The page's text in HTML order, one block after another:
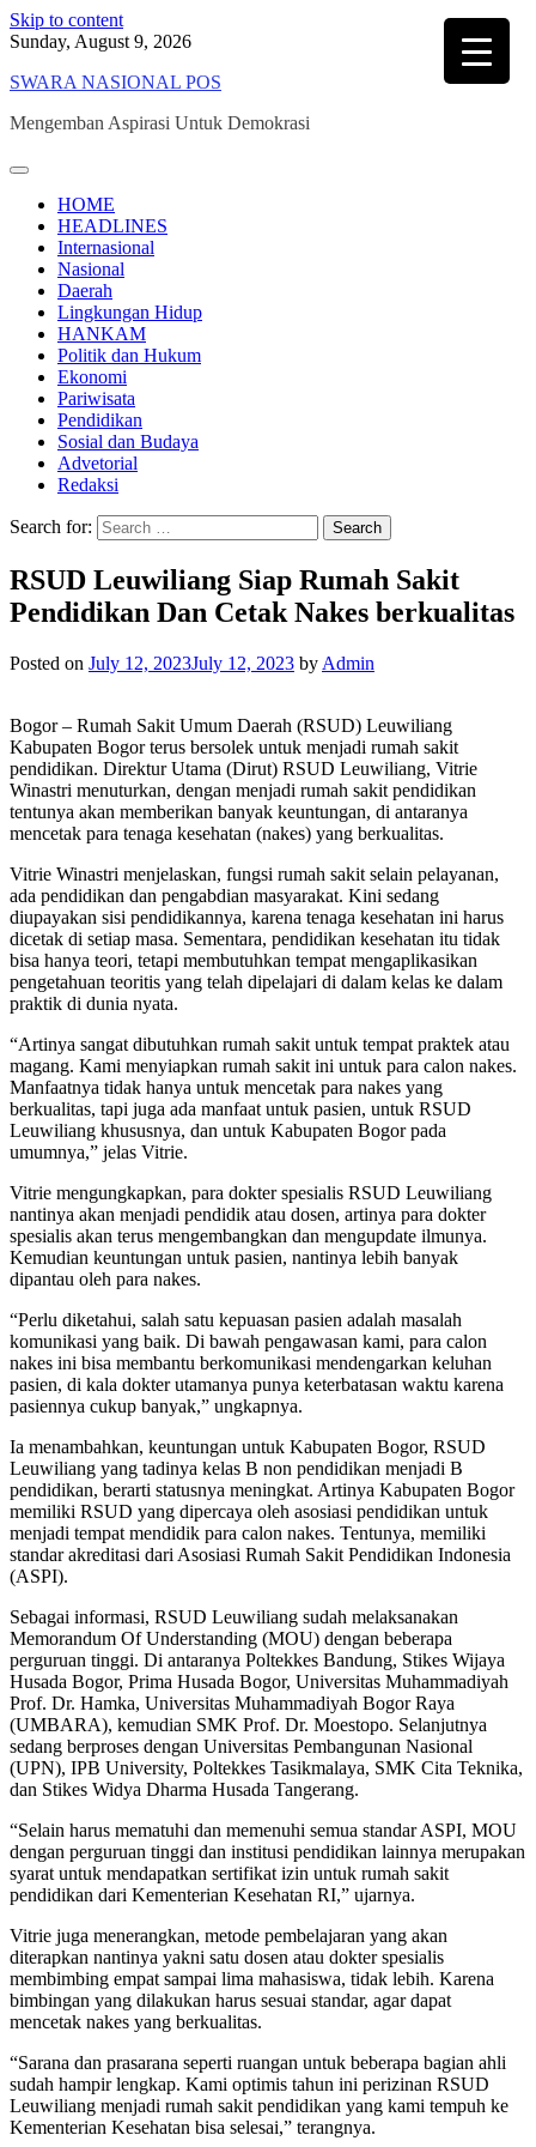
Skip to content
Sunday, August 9, 2026
SWARA NASIONAL POS
Mengemban Aspirasi Untuk Demokrasi
HOME
HEADLINES
Internasional
Nasional
Daerah
Lingkungan Hidup
HANKAM
Politik dan Hukum
Ekonomi
Pariwisata
Pendidikan
Sosial dan Budaya
Advetorial
Redaksi
Search for:
RSUD Leuwiliang Siap Rumah Sakit
Pendidikan Dan Cetak Nakes berkualitas
Posted on July 12, 2023July 12, 2023 by Admin
Bogor – Rumah Sakit Umum Daerah (RSUD) Leuwiliang
Kabupaten Bogor terus bersolek untuk menjadi rumah sakit
pendidikan. Direktur Utama (Dirut) RSUD Leuwiliang, Vitrie
Winastri menuturkan, dengan menjadi rumah sakit pendidikan
tentunya akan memberikan banyak keuntungan, di antaranya
mencetak para tenaga kesehatan (nakes) yang berkualitas.
Vitrie Winastri menjelaskan, fungsi rumah sakit selain pelayanan,
ada pendidikan dan pengabdian masyarakat. Kini sedang
diupayakan sisi pendidikannya, karena tenaga kesehatan ini harus
dicetak di setiap masa. Sementara, pendidikan kesehatan itu tidak
bisa hanya teori, tetapi membutuhkan tempat mengaplikasikan
pengetahuan teoritis yang telah dipelajari di dalam kelas ke dalam
praktik di dunia nyata.
“Artinya sangat dibutuhkan rumah sakit untuk tempat praktek atau
magang. Kami menyiapkan rumah sakit ini untuk para calon nakes.
Manfaatnya tidak hanya untuk mencetak para nakes yang
berkualitas, tapi juga ada manfaat untuk pasien, untuk RSUD
Leuwiliang khususnya, dan untuk Kabupaten Bogor pada
umumnya,” jelas Vitrie.
Vitrie mengungkapkan, para dokter spesialis RSUD Leuwiliang
nantinya akan menjadi pendidik atau dosen, artinya para dokter
spesialis akan terus mengembangkan dan mengupdate ilmunya.
Kemudian keuntungan untuk pasien, nantinya lebih banyak
dipantau oleh para nakes.
“Perlu diketahui, salah satu kepuasan pasien adalah masalah
komunikasi yang baik. Di bawah pengawasan kami, para calon
nakes ini bisa membantu berkomunikasi mendengarkan keluhan
pasien, di kala dokter utamanya punya keterbatasan waktu karena
pasiennya cukup banyak,” ungkapnya.
Ia menambahkan, keuntungan untuk Kabupaten Bogor, RSUD
Leuwiliang yang tadinya kelas B non pendidikan menjadi B
pendidikan, berarti statusnya meningkat. Artinya Kabupaten Bogor
memiliki RSUD yang dipercaya oleh asosiasi pendidikan untuk
menjadi tempat mendidik para calon nakes. Tentunya, memiliki
standar akreditasi dari Asosiasi Rumah Sakit Pendidikan Indonesia
(ASPI).
Sebagai informasi, RSUD Leuwiliang sudah melaksanakan
Memorandum Of Understanding (MOU) dengan beberapa
perguruan tinggi. Di antaranya Poltekkes Bandung, Stikes Wijaya
Husada Bogor, Prima Husada Bogor, Universitas Muhammadiyah
Prof. Dr. Hamka, Universitas Muhammadiyah Bogor Raya
(UMBARA), kemudian SMK Prof. Dr. Moestopo. Selanjutnya
sedang berproses dengan Universitas Pembangunan Nasional
(UPN), IPB University, Poltekkes Tasikmalaya, SMK Cita Teknika,
dan Stikes Widya Dharma Husada Tangerang.
“Selain harus mematuhi dan memenuhi semua standar ASPI, MOU
dengan perguruan tinggi dan institusi pendidikan lainnya merupakan
syarat untuk mendapatkan sertifikat izin untuk rumah sakit
pendidikan dari Kementerian Kesehatan RI,” ujarnya.
Vitrie juga menerangkan, metode pembelajaran yang akan
diterapkan nantinya yakni satu dosen atau dokter spesialis
membimbing empat sampai lima mahasiswa, tidak lebih. Karena
bimbingan yang dilakukan harus sesuai standar, agar dapat
mencetak nakes yang berkualitas.
“Sarana dan prasarana seperti ruangan untuk beberapa bagian ahli
sudah hampir lengkap. Kami optimis tahun ini perizinan RSUD
Leuwiliang menjadi rumah sakit pendidikan yang kami tempuh ke
Kementerian Kesehatan bisa selesai,” terangnya.